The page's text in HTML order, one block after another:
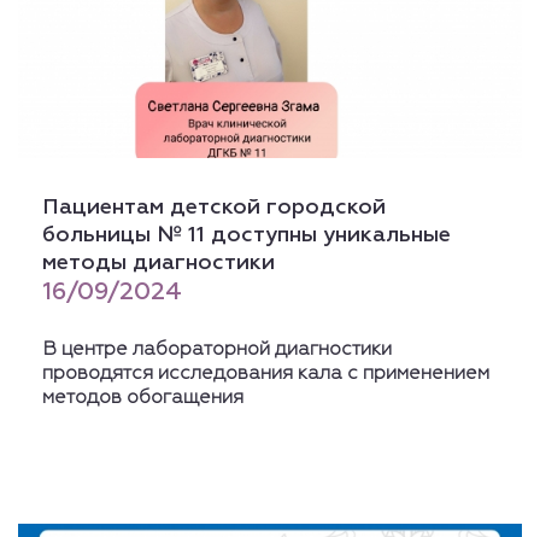
Пациентам детской городской
больницы № 11 доступны уникальные
методы диагностики
16/09/2024
В центре лабораторной диагностики
проводятся исследования кала с применением
методов обогащения